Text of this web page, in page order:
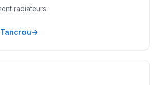
radiateurs
→